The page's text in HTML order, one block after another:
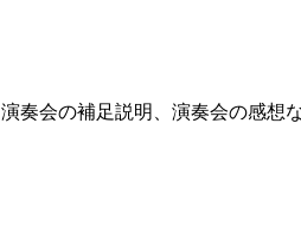
演奏会の補足説明、演奏会の感想